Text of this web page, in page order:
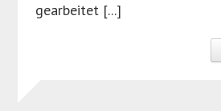
gearbeitet [...]